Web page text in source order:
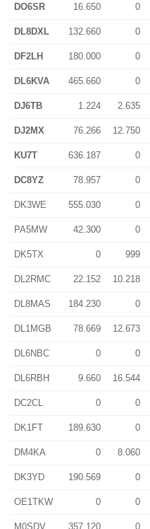
DO6SR 16.650 0
DL8DXL 132.660 0
DF2LH 180.000 0
DL6KVA 465.660 0
DJ6TB 1.224 2.635
DJ2MX 76.266 12.750
KU7T 636.187 0
DC8YZ 78.957 0
DK3WE 555.030 0
PA5MW 42.300 0
DK5TX 0 999
DL2RMC 22.152 10.218
DL8MAS 184.230 0
DL1MGB 78.669 12.673
DL6NBC 0 0
DL6RBH 9.660 16.544
DC2CL 0 0
DK1FT 189.630 0
DM4KA 0 8.060
DK3YD 190.569 0
OE1TKW 0 0
M0SDV 357.120 0